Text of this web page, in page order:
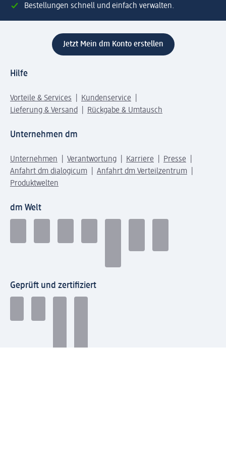
Bestellungen schnell und einfach verwalten.
Jetzt Mein dm Konto erstellen
Hilfe
Vorteile & Services
Kundenservice
Lieferung & Versand
Rückgabe & Umtausch
Unternehmen dm
Unternehmen Verantwortung Karriere
Presse
Anfahrt dm dialogicum
Anfahrt dm Verteilzentrum
Produktwelten
dm Welt
Geprüft und zertifiziert